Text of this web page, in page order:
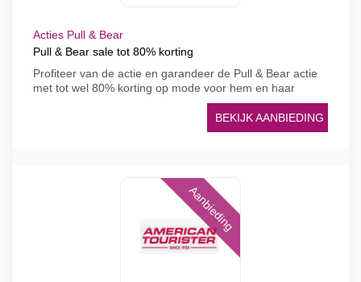
Acties Pull & Bear
Pull & Bear sale tot 80% korting
Profiteer van de actie en garandeer de Pull & Bear actie
met tot wel 80% korting op mode voor hem en haar
BEKIJK AANBIEDING
Aanbieding